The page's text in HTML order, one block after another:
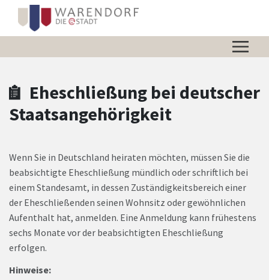
Zum Header
Zum Hauptinhalt
Zum Footer
Zum Hauptinhalt springen
Eheschließung bei deutscher
Staatsangehörigkeit
Wenn Sie in Deutschland heiraten möchten, müssen Sie die
beabsichtigte Eheschließung mündlich oder schriftlich bei
einem Standesamt, in dessen Zuständigkeitsbereich einer
der Eheschließenden seinen Wohnsitz oder gewöhnlichen
Aufenthalt hat, anmelden. Eine Anmeldung kann frühestens
sechs Monate vor der beabsichtigten Eheschließung
erfolgen.
Hinweise: